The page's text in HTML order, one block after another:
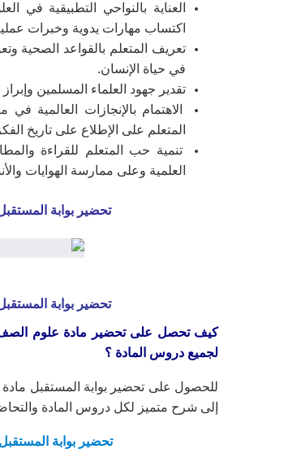
العناية بالنواحي التطبيقية في
اكتساب مهارات يدوية وخبرات
تعريف المتعلم بالقواعد الصحية
في حياة الإنسان.
تقدير جهود العلماء المسلمين
الاهتمام بالإنجازات العالمية
المتعلم على الإطلاع على تاريخ
تنمية حب المتعلم للقراءة
العلمية وعلى ممارسة الهوايات
تحضير بوابة
تحضير بوابة
كيف تحصل على تحضير مادة علوم الصف
لجميع دروس المادة ؟
للحصول على تحضير بوابة المستقبل
إلى شرح متميز لكل دروس المادة
تحضير بوابة